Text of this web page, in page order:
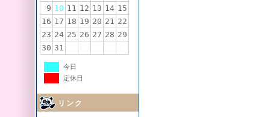
9 10 11 12 13 14 15
16 17 18 19 20 21 22
23 24 25 26 27 28 29
30 31
今日
定休日
リンク